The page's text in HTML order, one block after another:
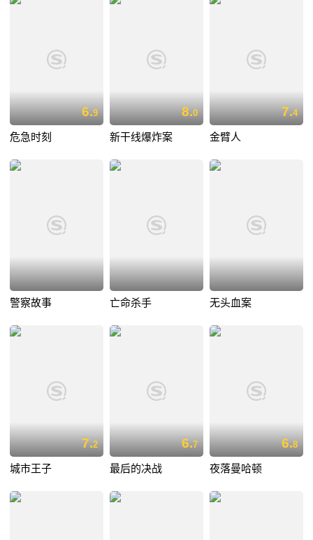
6.9
危急时刻
8.0
新干线爆炸案
7.4
金臂人
警察故事 亡命杀手 无头血案
7.2
城市王子
6.7
最后的决战
6.8
夜落曼哈顿